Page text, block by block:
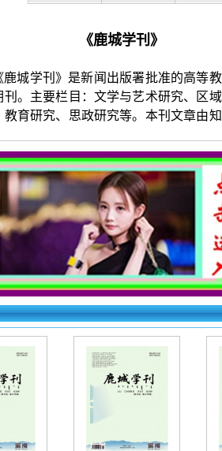
《鹿城学刊》
鹿城学刊》是新闻出版署批准的高等
刊。主要栏目：文学与艺术研究、区
教育研究、思政研究等。本刊文章由
鹿城学刊》投稿须知：
投稿要求：观点新颖，层次清楚，语
据准确，图表清晰。字数以5000-8000
发）为宜。署名不超过3人。第一作者
稿保证无抄袭，严禁一稿多投。编辑部
稿件进行适当修删。
投稿方法：网站首页点击“在线投稿”，
填写相关信息，上传word格式文档。
查询，看到名字和编号为成功，看不
初审录用稿件，加对接编辑Q时，验
文章快速发表
投稿
http://www.lyqkfb.com/
id=6905